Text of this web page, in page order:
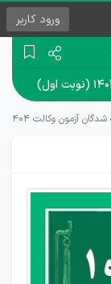
ورود کاربر